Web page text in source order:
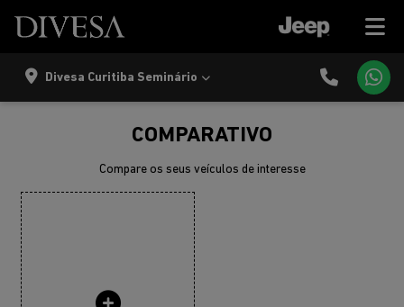
Divesa Curitiba Seminário
COMPARATIVO
Compare os seus veículos de interesse